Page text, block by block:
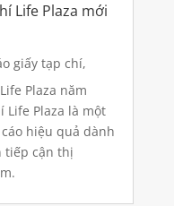
Life Plaza mới
giấy tạp chí,
Plaza năm
Life Plaza là một
hiệu quả dành
tiếp cận thị